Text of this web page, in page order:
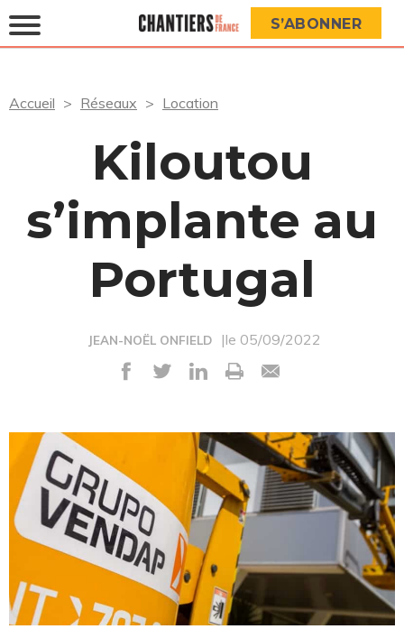
S’ABONNER
Accueil Réseaux Location
Kiloutou
s’implante au
Portugal
JEAN-NOËL ONFIELD |le 05/09/2022